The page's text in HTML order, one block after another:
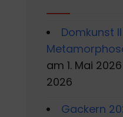
Domkunst
am 1. Mai
2026
Gackern